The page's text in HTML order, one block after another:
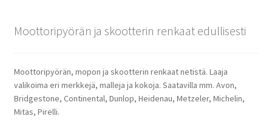
Moottoripyörän ja skootterin renkaat edullisesti
Moottoripyörän, mopon ja skootterin renkaat netistä. Laaja
valikoima eri merkkejä, malleja ja kokoja. Saatavilla mm. Avon,
Bridgestone, Continental, Dunlop, Heidenau, Metzeler, Michelin,
Mitas, Pirelli.